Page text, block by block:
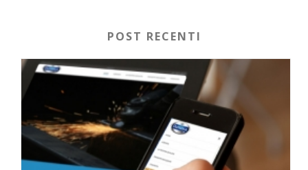
POST RECENTI